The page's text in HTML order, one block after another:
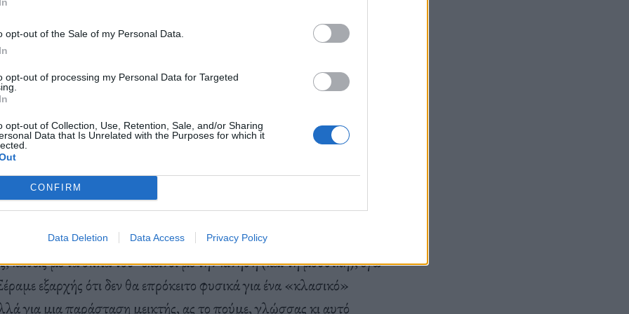
opt-out of the Sale of my Personal Data.
opt-out of processing my Personal Data for Targeted
opt-out of Collection, Use, Retention, Sale, and/or Sharing
Data that Is Unrelated with the Purposes for which it
CONFIRM
Data Deletion Data Access Privacy Policy
λόγους…
Βάτραχοι ανήκει στην εποχή της: πολυπρισματική, σύγχρονη,
Πώς αισθάνεστε σε αυτήν την συνθήκη; Την προτιμάτε από ένα
“Βάτραχοι” που ετοιμάζαμε εδώ και αρκετό καιρό με την ομάδα
ακροβατών “κι όμΩς κινείται” ήταν αποτέλεσμα της ανάγκης μας
κοινό τόπο και τρόπο καλλιτεχνικής συνύπαρξης, συνεννόησης
καθείς με τα όπλα του˙ εκείνοι με την κίνηση (και τη μουσική), εγώ
εξαρχής ότι δεν θα επρόκειτο φυσικά για ένα «κλασικό»
για μια παράσταση μεικτής, ας το πούμε, γλώσσας κι αυτό